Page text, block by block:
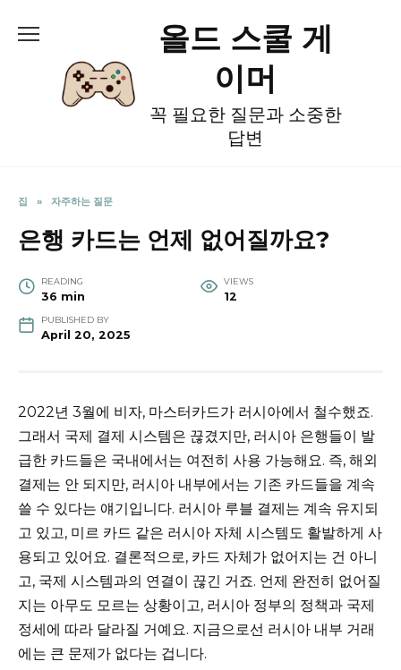
올드 스쿨 게
이머
꼭 필요한 질문과 소중한
답변
집 » 자주하는 질문
은행 카드는 언제 없어질까요?
READING
36 min
VIEWS
12
PUBLISHED BY
April 20, 2025
2022년 3월에 비자, 마스터카드가 러시아에서 철수했죠.
그래서 국제 결제 시스템은 끊겼지만, 러시아 은행들이 발
급한 카드들은 국내에서는 여전히 사용 가능해요. 즉, 해외
결제는 안 되지만, 러시아 내부에서는 기존 카드들을 계속
쓸 수 있다는 얘기입니다. 러시아 루블 결제는 계속 유지되
고 있고, 미르 카드 같은 러시아 자체 시스템도 활발하게 사
용되고 있어요. 결론적으로, 카드 자체가 없어지는 건 아니
고, 국제 시스템과의 연결이 끊긴 거죠. 언제 완전히 없어질
지는 아무도 모르는 상황이고, 러시아 정부의 정책과 국제
정세에 따라 달라질 거예요. 지금으로선 러시아 내부 거래
에는 큰 문제가 없다는 겁니다.